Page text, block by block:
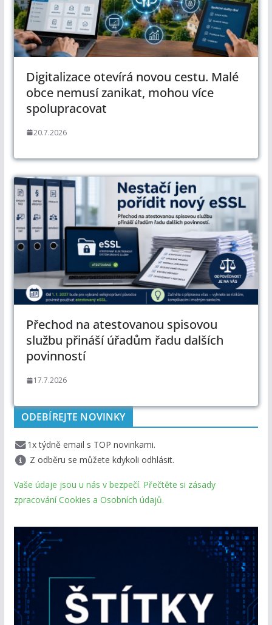
Digitalizace otevírá novou cestu. Malé
obce nemusí zanikat, mohou více
spolupracovat
20.7.2026
Přechod na atestovanou spisovou
službu přináší úřadům řadu dalších
povinností
17.7.2026
ODEBÍREJTE NOVINKY
1x týdně email s TOP novinkami.
Z odběru se můžete kdykoli odhlásit.
Vaše údaje jsou u nás v bezpečí. Přečtěte si zásady
zpracování Cookies a Osobních údajů.